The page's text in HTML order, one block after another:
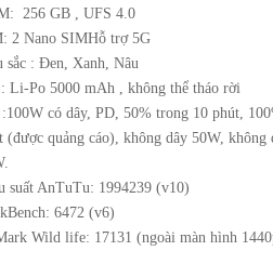
256 GB , UFS 4.0
2 Nano SIMHỗ trợ 5G
sắc : Đen, Xanh, Nâu
Li-Po 5000 mAh , không thể tháo rời
:100W có dây, PD, 50% trong 10 phút,
(được quảng cáo), không dây 50W, không
suất AnTuTu: 1994239 (v10)
6472 (v6)
Wild life: 17131 (ngoài màn hình